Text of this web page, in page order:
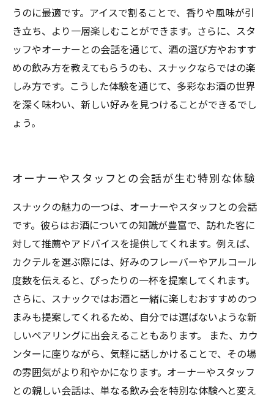
うのに最適です。アイスで割ることで、香りや風味が引
き立ち、より一層楽しむことができます。さらに、スタ
ッフやオーナーとの会話を通じて、酒の選び方やおすす
めの飲み方を教えてもらうのも、スナックならではの楽
しみ方です。こうした体験を通じて、多彩なお酒の世界
を深く味わい、新しい好みを見つけることができるでし
ょう。
オーナーやスタッフとの会話が生む特別な体験
スナックの魅力の一つは、オーナーやスタッフとの会話
です。彼らはお酒についての知識が豊富で、訪れた客に
対して推薦やアドバイスを提供してくれます。例えば、
カクテルを選ぶ際には、好みのフレーバーやアルコール
度数を伝えると、ぴったりの一杯を提案してくれます。
さらに、スナックではお酒と一緒に楽しむおすすめのつ
まみも提案してくれるため、自分では選ばないような新
しいペアリングに出会えることもあります。 また、カウ
ンターに座りながら、気軽に話しかけることで、その場
の雰囲気がより和やかになります。オーナーやスタッフ
との親しい会話は、単なる飲み会を特別な体験へと変え